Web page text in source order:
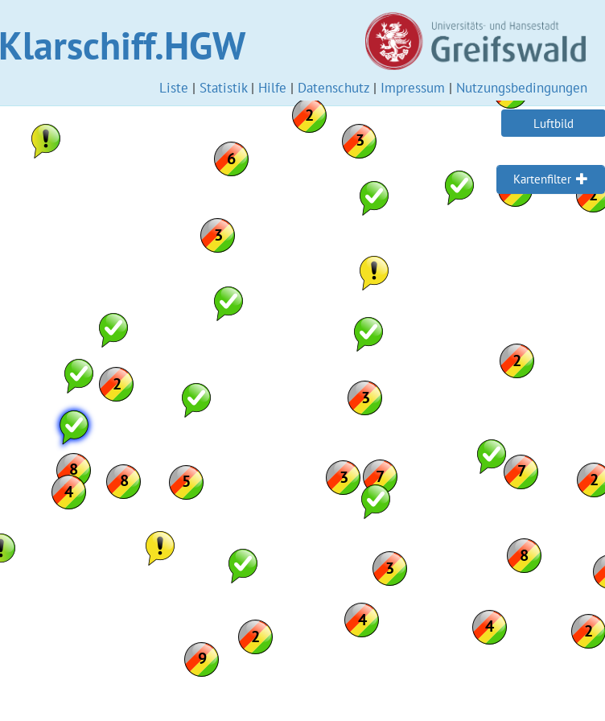
Klarschiff.HGW
Liste | Statistik| Hilfe | Datenschutz | Impressum | Nutzungsbedingungen
Kartenfilter
Luftbild